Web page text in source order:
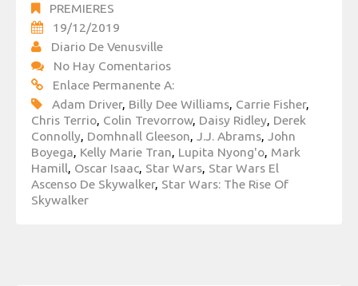
PREMIERES
19/12/2019
Diario De Venusville
No Hay Comentarios
Enlace Permanente A:
Adam Driver, Billy Dee Williams, Carrie Fisher,
Chris Terrio, Colin Trevorrow, Daisy Ridley, Derek
Connolly, Domhnall Gleeson, J.J. Abrams, John
Boyega, Kelly Marie Tran, Lupita Nyong'o, Mark
Hamill, Oscar Isaac, Star Wars, Star Wars El
Ascenso De Skywalker, Star Wars: The Rise Of
Skywalker